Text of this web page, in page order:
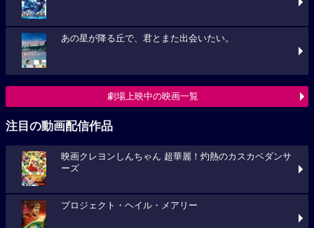
あの星が降る丘で、君とまた出会いたい。
劇場上映中の映画一覧
注目の動画配信作品
映画クレヨンしんちゃん 超華麗！灼熱のカスカベダンサ
ーズ
プロジェクト・ヘイル・メアリー